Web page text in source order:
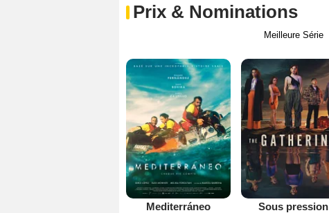
Prix & Nominations
Mediterráneo
Meilleure Série
Sous pression